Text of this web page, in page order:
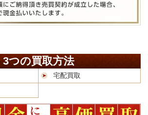
3つの買取方法
宅配買取